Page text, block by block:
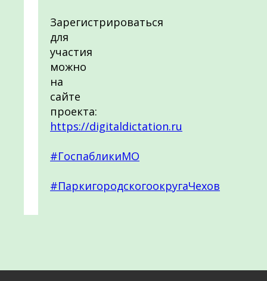
Зарегистрироваться
для
участия
можно
на
сайте
проекта:
https://digitaldictation.ru
#ГоспабликиМО
#ПаркигородскогоокругаЧехов